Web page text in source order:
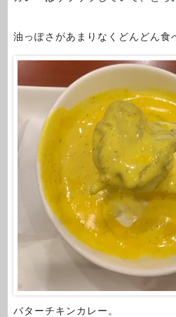
油っぽさがあまりなくどんどん食
バターチキンカレー。